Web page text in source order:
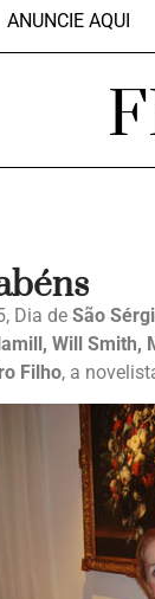
ANUNCIE AQUI
Dia de São
Will Smith,
Filho, a